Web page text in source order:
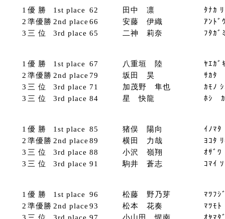
1 優 勝 1st place 62 田中 凛
ﾀﾅｶ
2 準優勝 2nd place 66 安藤 伊織
ｱﾝﾄﾞ
3 三 位 3rd place 65 二神 莉奈 ﾌﾀｶ
1 優 勝 1st place 67 八重垣 陸
ﾔｴｶ
2 準優勝 2nd place 79 坂田 昊
ｻｶﾀ
3 三 位 3rd place 71 加茂野 隼也
ｶﾓﾉ
3 三 位 3rd place 84 星 快龍 ﾎｼ ｶ
1 優 勝 1st place 85 猪俣 陽向
ｲﾉﾏ
2 準優勝 2nd place 89 横田 力哉
ﾖｺﾀ
3 三 位 3rd place 88 小沢 嶺翔
ｵｻﾞﾜ
3 三 位 3rd place 91 駒井 蒼志 ｺﾏｲ
1 優 勝 1st place 96 松藤 野乃芽
ﾏﾂﾌ
2 準優勝 2nd place 93 松本 花奏
ﾏﾂﾓ